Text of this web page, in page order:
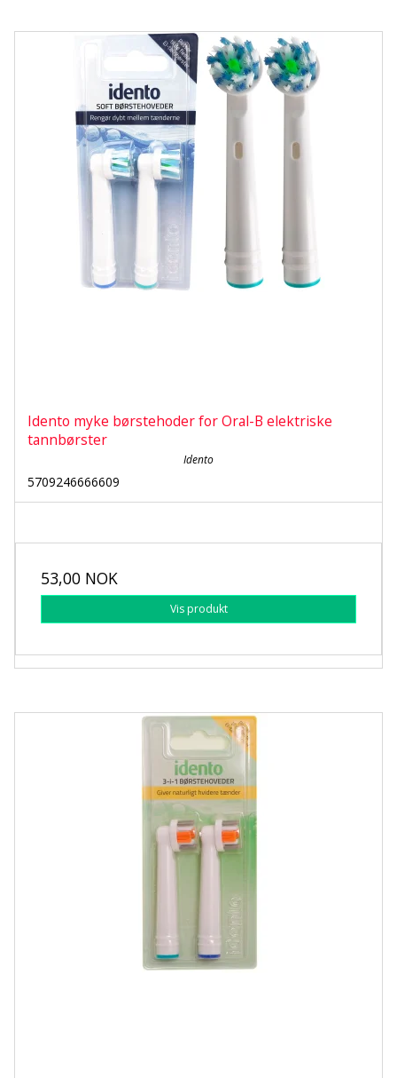
Idento myke børstehoder for Oral-B elektriske
tannbørster
Idento
5709246666609
53,00 NOK
Vis produkt